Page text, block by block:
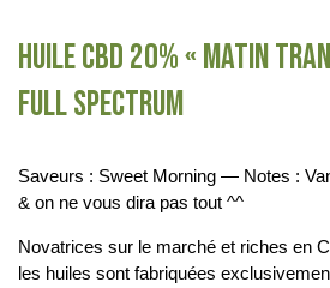
HUILE CBD 20% « MATIN
FULL SPECTRUM
Saveurs : Sweet Morning — Notes :
& on ne vous dira pas tout ^^
Novatrices sur le marché et riches en
les huiles sont fabriquées